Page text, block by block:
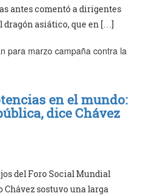
antes comentó a dirigentes
dragón asiático, que en […]
para marzo campaña contra la
en el mundo:
dice Chávez
del Foro Social Mundial
Chávez sostuvo una larga